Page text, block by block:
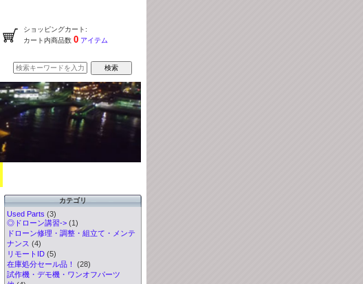
ショッピングカート:
カート内商品数 0アイテム
カテゴリ
Used Parts (3)
◎ドローン講習->(1)
ドローン修理・調整・組立て・メンテ
ナンス (4)
リモートID(5)
在庫処分セール品！
(28)
試作機・デモ機・ワンオフパーツ